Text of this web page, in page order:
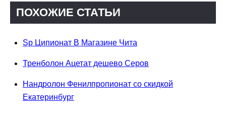
ПОХОЖИЕ СТАТЬИ
Sp Ципионат В Магазине Чита
Тренболон Ацетат дешево Серов
Нандролон Фенилпропионат со скидкой
Екатеринбург